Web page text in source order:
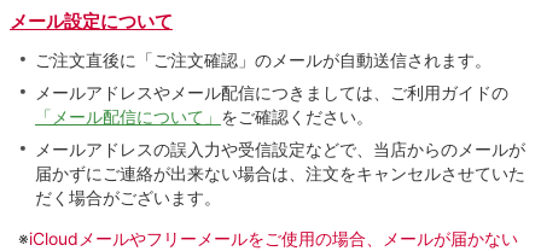
メール設定について
ご注文直後に「ご注文確認」のメールが自動送信されます。
メールアドレスやメール配信につきましては、ご利用ガイドの
「メール配信について」 をご確認ください。
メールアドレスの誤入力や受信設定などで、当店からのメールが
届かずにご連絡が出来ない場合は、注文をキャンセルさせていた
だく場合がございます。
※iCloudメールやフリーメールをご使用の場合、メールが届かない